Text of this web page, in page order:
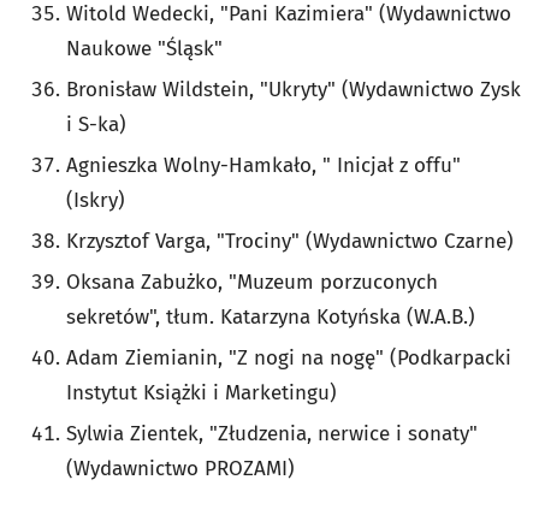
Witold Wedecki, "Pani Kazimiera" (Wydawnictwo
Naukowe "Śląsk"
Bronisław Wildstein, "Ukryty" (Wydawnictwo Zysk
i S-ka)
Agnieszka Wolny-Hamkało, " Inicjał z offu"
(Iskry)
Krzysztof Varga, "Trociny" (Wydawnictwo Czarne)
Oksana Zabużko, "Muzeum porzuconych
sekretów", tłum. Katarzyna Kotyńska (W.A.B.)
Adam Ziemianin, "Z nogi na nogę" (Podkarpacki
Instytut Książki i Marketingu)
Sylwia Zientek, "Złudzenia, nerwice i sonaty"
(Wydawnictwo PROZAMI)